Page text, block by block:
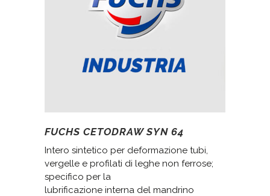
FUCHS CETODRAW SYN 64
Intero sintetico per deformazione tubi,
vergelle e profilati di leghe non ferrose;
specifico per la
lubrificazione interna del mandrino